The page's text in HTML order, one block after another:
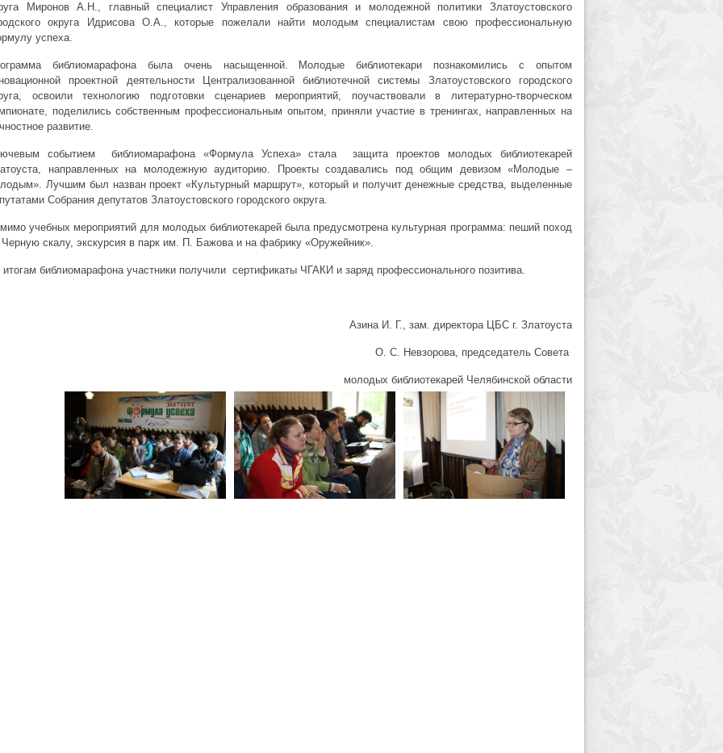
Миронов А.Н., главный специалист Управления образования и молодежной политики Златоустовского
округа Идрисова О.А., которые пожелали найти молодым специалистам свою профессиональную
успеха.
библиомарафона была очень насыщенной. Молодые библиотекари познакомились с опытом
проектной деятельности Централизованной библиотечной системы Златоустовского городского
освоили технологию подготовки сценариев мероприятий, поучаствовали в литературно-творческом
поделились собственным профессиональным опытом, приняли участие в тренингах, направленных на
развитие.
событием библиомарафона «Формула Успеха» стала защита проектов молодых библиотекарей
направленных на молодежную аудиторию. Проекты создавались под общим девизом «Молодые –
Лучшим был назван проект «Культурный маршрут», который и получит денежные средства, выделенные
Собрания депутатов Златоустовского городского округа.
учебных мероприятий для молодых библиотекарей была предусмотрена культурная программа: пеший поход
Черную скалу, экскурсия в парк им. П. Бажова и на фабрику «Оружейник».
итогам библиомарафона участники получили сертификаты ЧГАКИ и заряд профессионального позитива.
Азина И. Г., зам. директора ЦБС г. Златоуста
О. С. Невзорова, председатель Совета
молодых библиотекарей Челябинской области